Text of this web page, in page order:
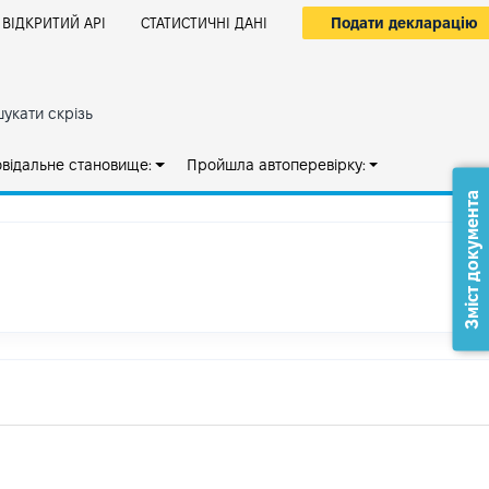
ВІДКРИТИЙ АРІ СТАТИСТИЧНІ ДАНІ Подати декларацію
скрізь
становище: Пройшла автоперевірку:
Зміст документа